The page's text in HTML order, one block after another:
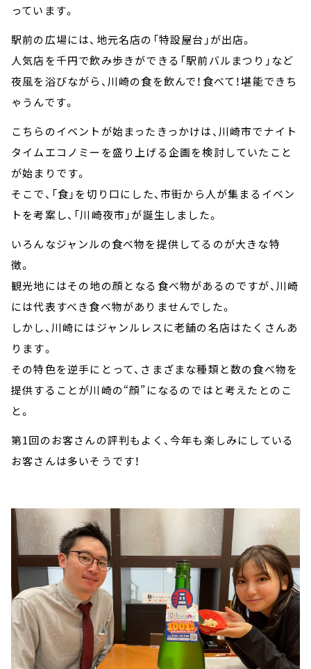
っています。
駅前の広場には、地元名店の「特設屋台」が出店。
人気店を千円で飲み歩きができる「駅前バルまつり」など
夜風を浴びながら、川崎の食を飲んで！食べて！堪能できち
ゃうんです。
こちらのイベントが始まったきっかけは、川崎市でナイト
タイムエコノミーを盛り上げる企画を検討していたこと
が始まりです。
そこで、「食」を切り口にした、市街から人が集まるイベン
トを考案し、「川崎夜市」が誕生しました。
いろんなジャンルの食べ物を提供してるのが大きな特
徴。
観光地にはその地の顔となる食べ物があるのですが、川崎
には代表すべき食べ物がありませんでした。
しかし、川崎にはジャンルレスに老舗の名店はたくさんあ
ります。
その特色を逆手にとって、さまざまな種類と数の食べ物を
提供することが川崎の“顔”になるのではと考えたとのこ
と。
第1回のお客さんの評判もよく、今年も楽しみにしている
お客さんは多いそうです！